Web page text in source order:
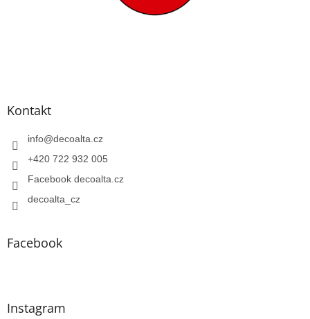
Kontakt
info@decoalta.cz
+420 722 932 005
Facebook decoalta.cz
decoalta_cz
Facebook
Instagram